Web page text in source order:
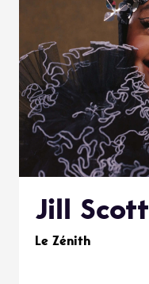
Jill Scott
Le Zénith